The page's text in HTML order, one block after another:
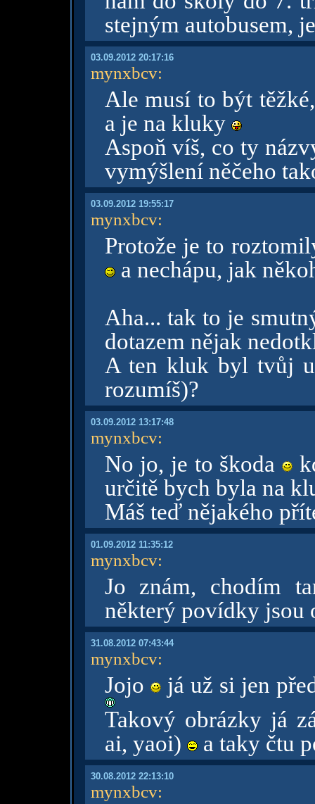
stejným autobusem,
03.09.2012 20:17:16
mynxbcv:
Ale musí to být
a je na kluky
Aspoň víš, co ty
vymýšlení něčeho
03.09.2012 19:55:17
mynxbcv:
Protože je to
a nechápu, jak
Aha... tak to je
dotazem nějak
A ten kluk byl tvůj
rozumíš)?
03.09.2012 13:17:48
mynxbcv:
No jo, je to škoda
určitě bych byla na
Máš teď nějakého
01.09.2012 11:35:12
mynxbcv:
Jo znám, chodím
některý povídky jsou
31.08.2012 07:43:44
mynxbcv:
Jojo
já už si jen
Takový obrázky já
ai, yaoi)
a taky čtu
30.08.2012 22:13:10
mynxbcv: